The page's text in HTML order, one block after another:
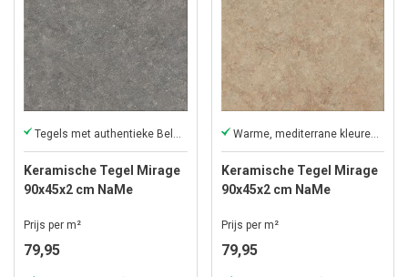
Tegels met authentieke Belgisch hardsteen look
Keramische Tegel Mirage
90x45x2 cm NaMe
Prijs per m²
79,95
Warme, mediterrane kleuren van marmer
Keramische Tegel Mirage
90x45x2 cm NaMe
Prijs per m²
79,95